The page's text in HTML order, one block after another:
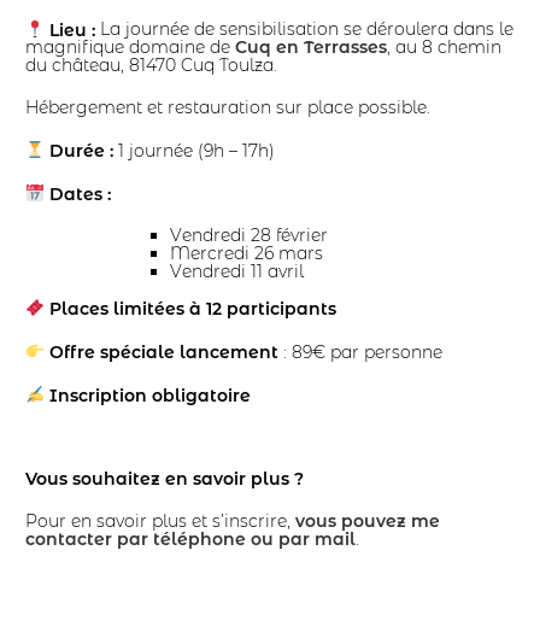
Lieu : La journée de sensibilisation se déroulera dans le
magnifique domaine de Cuq en Terrasses, au 8 chemin
du château, 81470 Cuq Toulza.
Hébergement et restauration sur place possible.
Durée : 1 journée (9h – 17h)
Dates :
Vendredi 28 février
Mercredi 26 mars
Vendredi 11 avril
Places limitées à 12 participants
Offre spéciale lancement: 89€ par personne
Inscription obligatoire
Vous souhaitez en savoir plus ?
Pour en savoir plus et s’inscrire, vous pouvez me
contacter par téléphone ou par mail.